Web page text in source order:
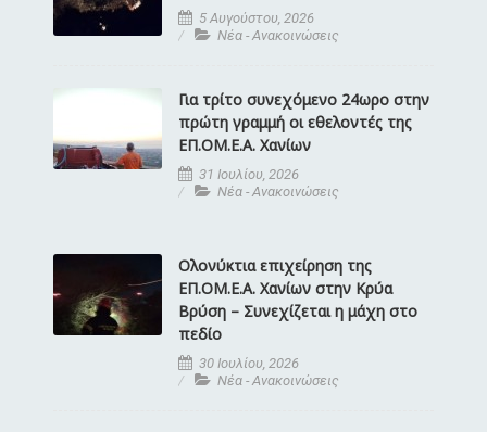
5 Αυγούστου, 2026
Νέα - Ανακοινώσεις
Για τρίτο συνεχόμενο 24ωρο στην
πρώτη γραμμή οι εθελοντές της
ΕΠ.ΟΜ.Ε.Α. Χανίων
31 Ιουλίου, 2026
Νέα - Ανακοινώσεις
Ολονύκτια επιχείρηση της
ΕΠ.ΟΜ.Ε.Α. Χανίων στην Κρύα
Βρύση – Συνεχίζεται η μάχη στο
πεδίο
30 Ιουλίου, 2026
Νέα - Ανακοινώσεις